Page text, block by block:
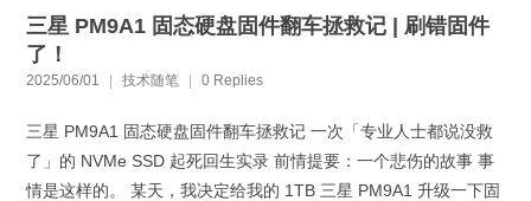
三星 PM9A1 固态硬盘固件翻车拯救记 | 刷错固件
了！
2025/06/01 技术随笔 0 Replies
三星 PM9A1 固态硬盘固件翻车拯救记 一次「专业人士都说没救
了」的 NVMe SSD 起死回生实录 前情提要：一个悲伤的故事 事
情是这样的。 某天，我决定给我的 1TB 三星 PM9A1 升级一下固